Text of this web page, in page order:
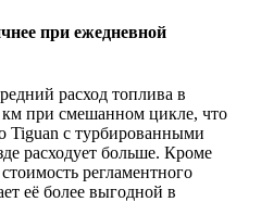
при ежедневной
расход топлива в
км при смешанном цикле, что
Tiguan с турбированными
расходует больше. Кроме
регламентного
её более выгодной в